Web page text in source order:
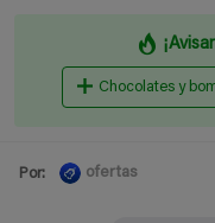
Chocolates y
Por: ofertas